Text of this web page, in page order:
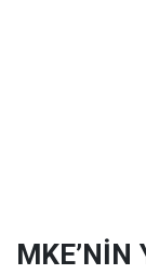
MKE’NİN